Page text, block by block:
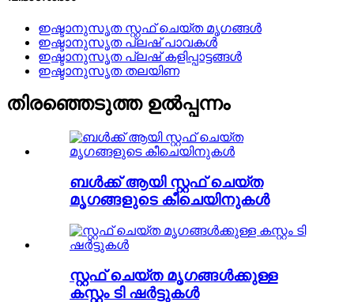
ഇഷ്ടാനുസൃത സ്റ്റഫ് ചെയ്ത മൃഗങ്ങൾ
ഇഷ്ടാനുസൃത പ്ലഷ് പാവകൾ
ഇഷ്ടാനുസൃത പ്ലഷ് കളിപ്പാട്ടങ്ങൾ
ഇഷ്ടാനുസൃത തലയിണ
തിരഞ്ഞെടുത്ത ഉൽപ്പന്നം
ബൾക്ക് ആയി സ്റ്റഫ് ചെയ്ത
മൃഗങ്ങളുടെ കീചെയിനുകൾ
സ്റ്റഫ് ചെയ്ത മൃഗങ്ങൾക്കുള്ള
കസ്റ്റം ടി ഷർട്ടുകൾ